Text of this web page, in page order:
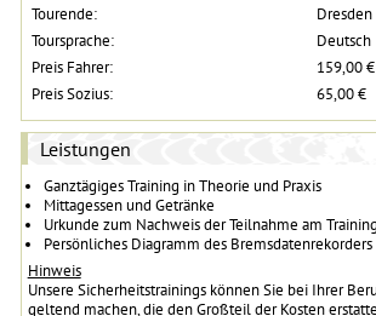
Tourende:
Dresden
Toursprache:
Deutsch
Preis Fahrer:
159,00 €
Preis Sozius:
65,00 €
Leistungen
Ganztägiges Training in Theorie und Praxis
Mittagessen und Getränke
Urkunde zum Nachweis der Teilnahme am Training
Persönliches Diagramm des Bremsdatenrekorders
Hinweis
Unsere Sicherheitstrainings können Sie bei Ihrer
geltend machen, die den Großteil der Kosten